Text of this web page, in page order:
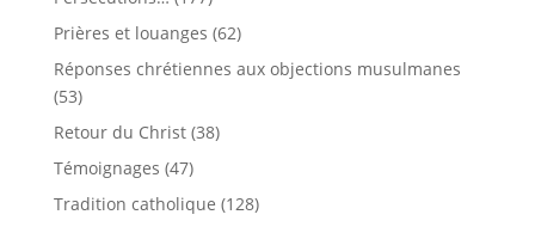
Prières et louanges (62)
Réponses chrétiennes aux objections musulmanes
(53)
Retour du Christ(38)
Témoignages (47)
Tradition catholique (128)